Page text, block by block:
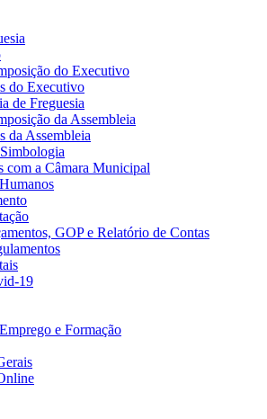
do Executivo
do Executivo
de Freguesia
da Assembleia
da Assembleia
com a Câmara Municipal
GOP e Relatório de Contas
19
e Formação